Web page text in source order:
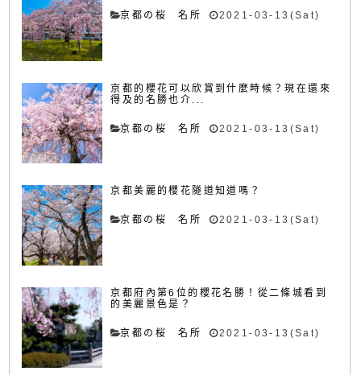
京都の桜 名所 2021-03-13(Sat)
京都的櫻花可以欣賞到什麼時候？現在還來
得及的名勝也介...
京都の桜 名所 2021-03-13(Sat)
京都美麗的櫻花隧道知道嗎？
京都の桜 名所 2021-03-13(Sat)
京都府內第6位的櫻花名勝！從二條城看到
的美麗景色是？
京都の桜 名所 2021-03-13(Sat)